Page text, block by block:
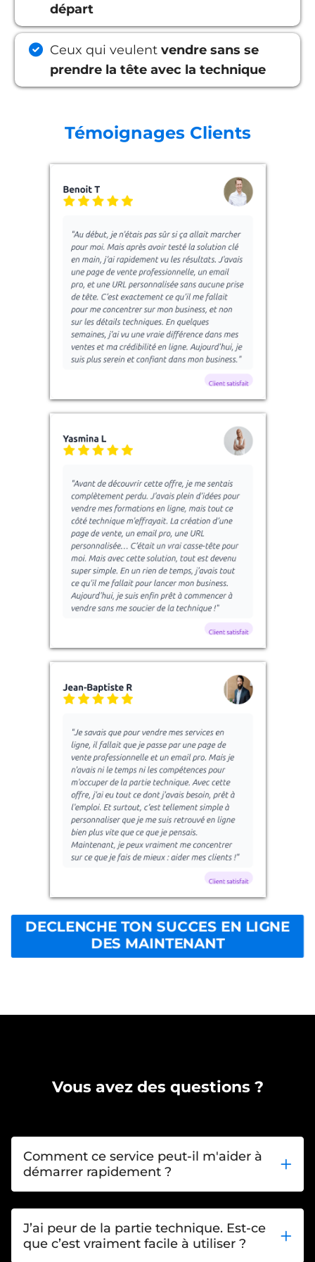
départ
Ceux qui veulent vendre sans se
prendre la tête avec la technique
Témoignages Clients
DECLENCHE TON SUCCES EN LIGNE
DES MAINTENANT
Vous avez des questions ?
Comment ce service peut-il m'aider à
démarrer rapidement ?
Si tu es dans la phase où tu te demandes
comment lancer ton business en ligne, nous
sommes là pour te simplifier la vie. Nous
comprenons la frustration de ne pas savoir par
J’ai peur de la partie technique. Est-ce
que c’est vraiment facile à utiliser ?